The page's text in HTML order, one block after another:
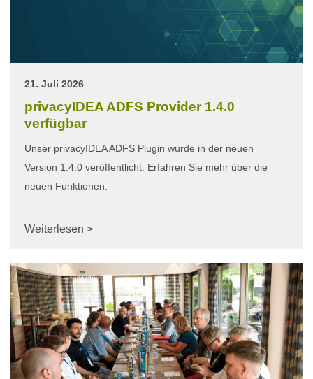
21. Juli 2026
privacyIDEA ADFS Provider 1.4.0
verfügbar
Unser privacyIDEA ADFS Plugin wurde in der neuen
Version 1.4.0 veröffentlicht. Erfahren Sie mehr über die
neuen Funktionen.
Weiterlesen >